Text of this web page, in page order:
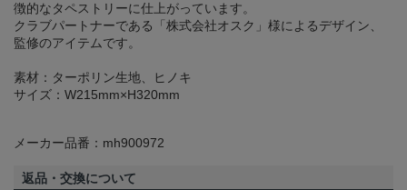
徴的なタペストリーに仕上がっています。
クラブパートナーである「株式会社オスク」様によるデザイン、
監修のアイテムです。
素材：ターポリン生地、ヒノキ
サイズ：W215mm×H320mm
メーカー品番：mh900972
返品・交換について